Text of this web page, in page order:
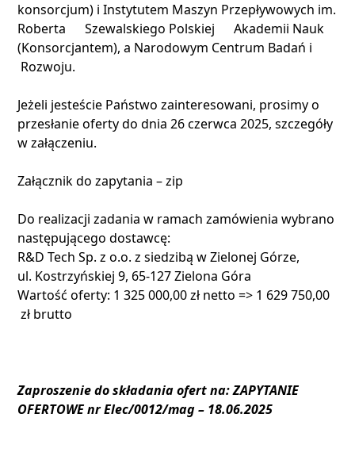
konsorcjum) i Instytutem Maszyn Przepływowych im.
Roberta Szewalskiego Polskiej Akademii Nauk
(Konsorcjantem), a Narodowym Centrum Badań i
Rozwoju.
Jeżeli jesteście Państwo zainteresowani, prosimy o
przesłanie oferty do dnia 26 czerwca 2025, szczegóły
w załączeniu.
Załącznik do zapytania – zip
Do realizacji zadania w ramach zamówienia wybrano
następującego dostawcę:
R&D Tech Sp. z o.o. z siedzibą w Zielonej Górze,
ul. Kostrzyńskiej 9, 65-127 Zielona Góra
Wartość oferty: 1 325 000,00 zł netto => 1 629 750,00
zł brutto
Zaproszenie do składania ofert na: ZAPYTANIE
OFERTOWE nr Elec/0012/mag – 18.06.2025